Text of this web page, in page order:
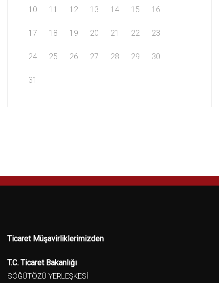
10 11 12 13 14 15 16
17 18 19 20 21 22 23
24 25 26 27 28 29 30
31
Ticaret Müşavirliklerimizden
T.C. Ticaret Bakanlığı
SÖĞÜTÖZÜ YERLEŞKESİ